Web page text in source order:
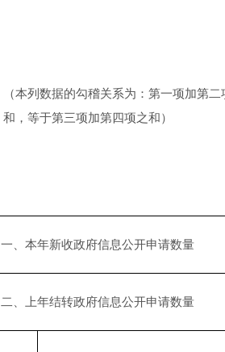
（本列数据的勾稽关系为：第一项加第二
和，等于第三项加第四项之和）
一、本年新收政府信息公开申请数量
二、上年结转政府信息公开申请数量